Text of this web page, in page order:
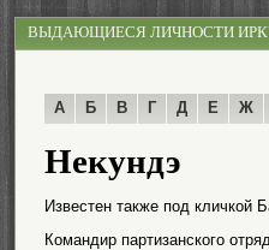
ВЫДАЮЩИЕСЯ ЛИЧНОСТИ
А Б В Г Д Е Ж
Некундэ
Известен также под кличкой
Командир партизанского